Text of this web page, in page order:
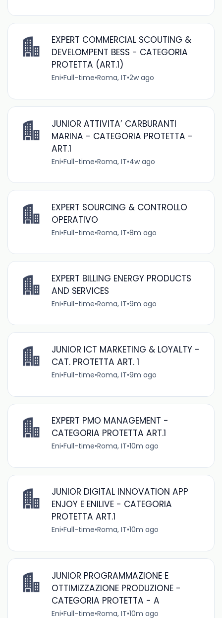
EXPERT COMMERCIAL SCOUTING &
DEVELOMPENT BESS - CATEGORIA
PROTETTA (ART.1)
Eni•Full-time•Roma, IT•2w ago
JUNIOR ATTIVITA’ CARBURANTI
MARINA - CATEGORIA PROTETTA -
ART.1
Eni•Full-time•Roma, IT•4w ago
EXPERT SOURCING & CONTROLLO
OPERATIVO
Eni•Full-time•Roma, IT•8m ago
EXPERT BILLING ENERGY PRODUCTS
AND SERVICES
Eni•Full-time•Roma, IT•9m ago
JUNIOR ICT MARKETING & LOYALTY -
CAT. PROTETTA ART. 1
Eni•Full-time•Roma, IT•9m ago
EXPERT PMO MANAGEMENT -
CATEGORIA PROTETTA ART.1
Eni•Full-time•Roma, IT•10m ago
JUNIOR DIGITAL INNOVATION APP
ENJOY E ENILIVE - CATEGORIA
PROTETTA ART.1
Eni•Full-time•Roma, IT•10m ago
JUNIOR PROGRAMMAZIONE E
OTTIMIZZAZIONE PRODUZIONE -
CATEGORIA PROTETTA - A
Eni•Full-time•Roma, IT•10m ago